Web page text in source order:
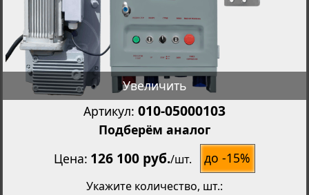
Увеличить
Артикул: 010-05000103
Подберём аналог
Цена 126 100 руб./шт. до -15%
Укажите количество, шт.: